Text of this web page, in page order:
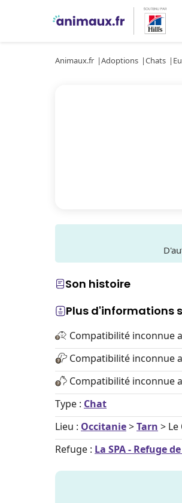
Animaux.fr Adoptions Chats
Son histoire
Plus d'informations
Compatibilité inconnue
Compatibilité inconnue
Compatibilité inconnue
Type : Chat
Lieu : Occitanie>Tarn > Le
Refuge : La SPA - Refuge